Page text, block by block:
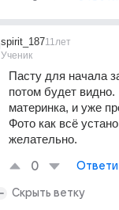
spirit_187
Ученик
11лет
Пасту для начала
потом будет
материнка, и уже
Фото как всё
желательно.
0
Скрыть ветку